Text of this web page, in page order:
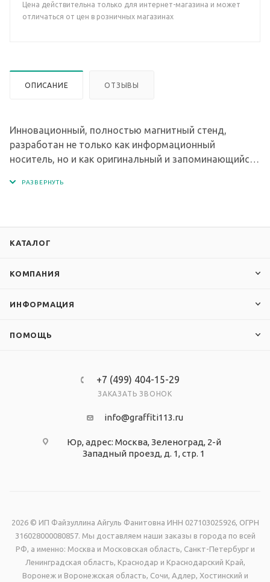
Цена действительна только для интернет-магазина и может
отличаться от цен в розничных магазинах
ОПИСАНИЕ ОТЗЫВЫ
Инновационный, полностью магнитный стенд,
разработан не только как информационный
носитель, но и как оригинальный и запоминающийся
прочный, лёгкий, имеет защитную плёнку лицевой
магниты - 10 шт.
Стенд изготовлен из вспененного ПВХ 3 мм,
железо, защитная ламинация.
КАТАЛОГ
КОМПАНИЯ
ИНФОРМАЦИЯ
ПОМОЩЬ
+7 (499) 404-15-29
ЗАКАЗАТЬ ЗВОНОК
info@graffiti113.ru
Юр, адрес: Москва, Зеленоград, 2-й
Западный проезд, д. 1, стр. 1
2026 © ИП Файзуллина Айгуль Фанитовна ИНН 027103025926, ОГРН
316028000080857. Мы доставляем наши заказы в города по всей
РФ, а именно: Москва и Московская область, Санкт-Петербург и
Ленинградская область, Краснодар и Краснодарский Край,
Воронеж и Воронежская область, Сочи, Адлер, Хостинский и